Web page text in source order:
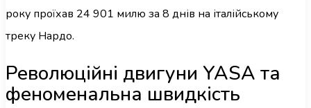
року проїхав 24 901 милю за 8 днів на італійському
треку Нардо.
Революційні двигуни YASA та
феноменальна швидкість